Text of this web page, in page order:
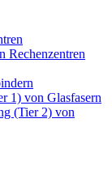
Rechenzentren
1) von Glasfasern
(Tier 2) von